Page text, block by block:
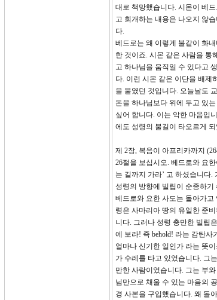
대로 책망했습니다. 시몬이 베
고 회개하는 내용은 나오지 않
다.
베드로는 왜 이렇게 불같이 화
한 것이죠. 시몬 같은 사람을 통
고 하나님을 움직일 수 있다고
다. 이런 시몬 같은 이단을 배제
을 붙였던 것입니다. 오늘날도
돈을 하나님보다 위에 두고 있
싶어 합니다. 이는 악한 마음입
에도 성령의 불길이 타오르게
제 2장, 복음이 아프리카까지
26절을 보십시오. 베드로와 요
는 길까지 가라’ 고 하셨습니다
성령의 방향에 빌립이 순종하
베드로와 요한 사도는 돌아가
령은 사마리아 땅의 유일한 준
니다. 그러나 성령 충만한 빌립
에 보라! 즉 behold! 라는 감탄사
얼마나 신기한 일인가 라는 뜻
가 수레를 타고 있었습니다. 그
만한 사람이었습니다. 그는 부
님만으로 채울 수 있는 마음의
경 사본을 구입했습니다. 왜 돌